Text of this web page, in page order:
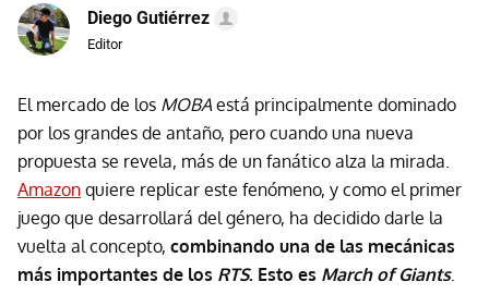
Diego Gutiérrez
Editor
El mercado de los MOBA está principalmente dominado
por los grandes de antaño, pero cuando una nueva
propuesta se revela, más de un fanático alza la mirada.
Amazon quiere replicar este fenómeno, y como el primer
juego que desarrollará del género, ha decidido darle la
vuelta al concepto, combinando una de las mecánicas
más importantes de los RTS. Esto es March of Giants.